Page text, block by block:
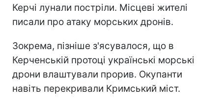
Керчі лунали постріли. Місцеві жителі
писали про атаку морських дронів.
Зокрема, пізніше з'ясувалося, що в
Керченській протоці українські морські
дрони влаштували прорив. Окупанти
навіть перекривали Кримський міст.